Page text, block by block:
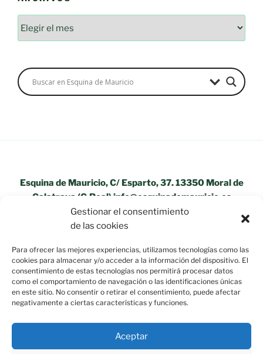
Gestionar el consentimiento
de las cookies
Para ofrecer las mejores experiencias, utilizamos tecnologías como las
cookies para almacenar y/o acceder a la información del dispositivo. El
consentimiento de estas tecnologías nos permitirá procesar datos
como el comportamiento de navegación o las identificaciones únicas
en este sitio. No consentir o retirar el consentimiento, puede afectar
negativamente a ciertas características y funciones.
Aceptar
Esquina de Mauricio, C/ Esparto, 37. 13350 Moral de
Calatrava (C.Real) info@esquinademauricio.es
«Aviso Legal»